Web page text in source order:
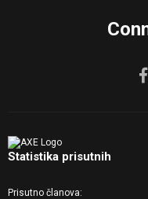
Statistika prisutnih
Prisutno članova